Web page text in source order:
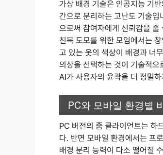
가상 배경 기술은 인공지능 기
간으로 분리하는 고난도 기술
으로써 참여자에게 신뢰감을
친목 도모를 위한 모임에서는
고 있는 옷의 색상이 배경과 너
의상을 선택하는 것이 기술적
AI가 사용자의 윤곽을 더 정밀
PC와 모바일 환경별
PC 버전의 줌 클라이언트는 하
다. 반면 모바일 환경에서는 프
배경 분리 능력이 다소 떨어질